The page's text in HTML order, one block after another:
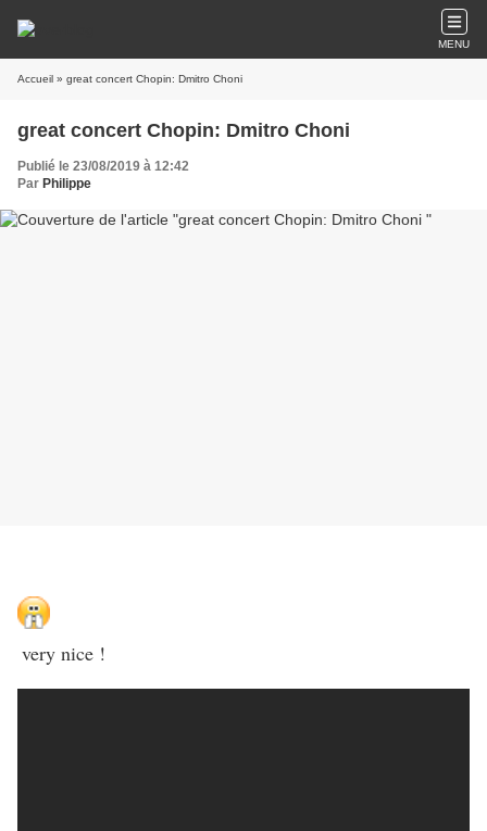
MENU
Accueil » great concert Chopin: Dmitro Choni
great concert Chopin: Dmitro Choni
Publié le 23/08/2019 à 12:42
Par Philippe
very nice !